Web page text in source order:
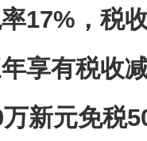
17%，税
享有税收
新元免税